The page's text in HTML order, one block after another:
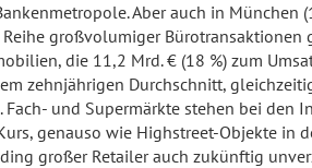
Aber auch in München
großvolumiger Bürotransaktionen
die 11,2 Mrd. € (18 %) zum
zehnjährigen Durchschnitt,
Fach- und Supermärkte stehen bei den
genauso wie Highstreet-Objekte in
großer Retailer auch zukünftig